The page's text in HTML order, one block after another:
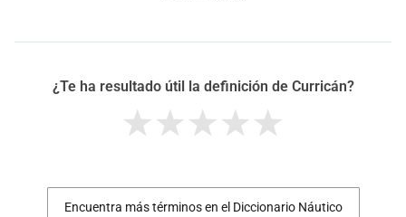
¿Te ha resultado útil la definición de Curricán?
Encuentra más términos en el Diccionario Náutico